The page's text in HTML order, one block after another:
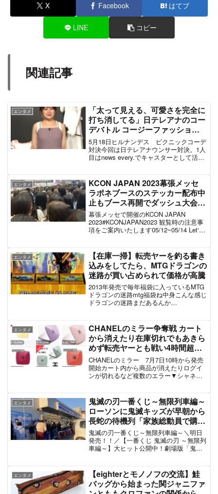
X Facebook はてブ
LINE コピー
関連記事
エンタメ
「太って見える、可愛さを完全に
打ち消してる」日テレアナのコー
デバトル コージーファッション
でダンナ様とピクニックデートの
テーマで尾崎アナをコーデした吉
田朱里さんに批判殺到 #ヒルナン
5月18日ヒルナンデス ピクニックコーデ
対決今回は日テレアナウンサー対決。1人
目はnews every.でキャスターとして活躍
するはバゲットでMCを担当する入社7年
目...
エンタメ
KCON JAPAN 2023幕張メッセ
ラポネブースのステッカー配布中
止もブース再開でダッシュ大会や
圧死レベルの大混雑「息も出来な
いくらい、人の波で押し合いにな
ってて地獄」#KCONJAPAN2023
幕張メッセで開催のKCON JAPAN
2023#KCONJAPAN2023 観覧時の注意事
項をご案内いたします05/12~05/14 Let‘s
エンタメ
【在庫一掃】転売ヤーを釣る書き
込みをしてたら、MTGドラゴンの
迷路が買い占められて価格が高騰
2013年発売で毎年福袋に入っているMTG
ドラゴンの迷路mtg福袋ね中身こんな感じ
ドラゴンの迷路まだあるんか
エンタメ
CHANELのミラー争奪戦 カート
から消えたり在庫切れでもあきら
めず転売ヤーとも戦い4時間超え
で購入したシャネル修行僧レポ
「死闘の末に粘り勝ち」
#CHANEL
CHANELのミラー 7月7日10時から発売
開始カート内から商品が消えたりログイ
ンが切れるなど複数のエラー▼シャネル
前、在庫なし、カートに入れるがランダ
ム表示↓転売ヤー...
エンタメ
鬼滅の刃一番くじ～無限列車編～
ローソンに鬼滅キッズが早朝から
長蛇の待機列「家族総動員で購入
してる」#鬼滅の刃一番くじ #鬼
滅の刃くじ
鬼滅の刃一番くじ～無限列車編～＼明日
発売！！／【一番くじ 鬼滅の刃 ～無限列
車編～】大ヒット公開中！劇場版「鬼滅
(土)より順次発売予定商品詳細は⇒紹介動
画は⇒鬼滅...
エンタメ
【eighterとモノノフの交流】鮭
バッグから始まった関ジャニファ